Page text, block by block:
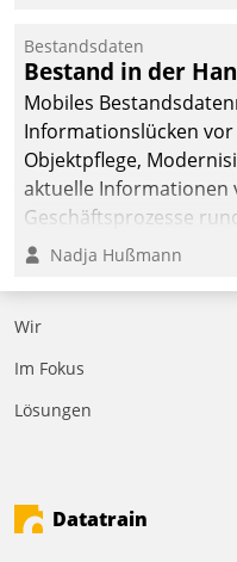
Jahresbeginn eine
Überblick, Einsicht und
Eingriff bietende
Zur Entwicklung setzte
man auf
Cloudtechnologie,
bewährte und Startup-
agile Projektmethoden.
Bestandsdaten
Bestand in der
Mobiles
Informationslücken
Objektpflege,
aktuelle Informationen
Geschäftsprozesse
Nadja Hußmann
Wir
Im Fokus
Lösungen
Datatrain